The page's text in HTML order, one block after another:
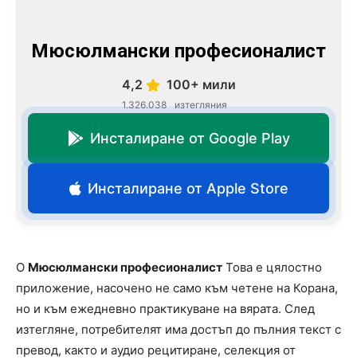
Мюсюлмански професионалист
4,2
1.326.038
100+ мили
изтегляния
Инсталиране от Google Play
Инсталиране от Apple Store
O Мюсюлмански професионалист Това е цялостно
приложение, насочено не само към четене на Корана,
но и към ежедневно практикуване на вярата. След
изтегляне, потребителят има достъп до пълния текст с
превод, както и аудио рецитиране, селекция от